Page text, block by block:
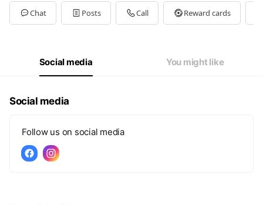
Chat Posts Call Reward cards
Social media You might like
Social media
Follow us on social media